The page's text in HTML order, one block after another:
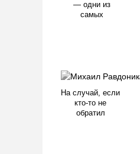
— одни из
самых
На случай, если
кто-то не
обратил